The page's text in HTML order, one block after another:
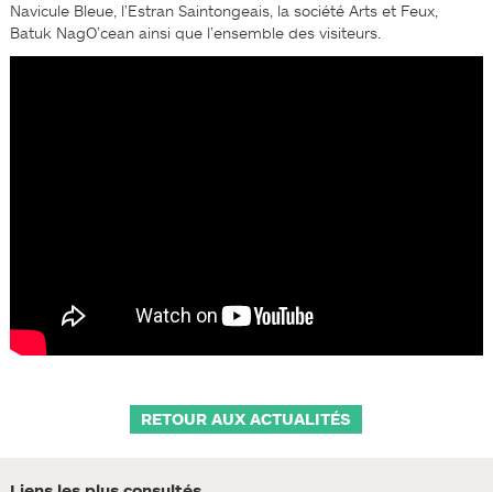
Navicule Bleue, l’Estran Saintongeais, la société Arts et Feux,
Batuk NagO’cean ainsi que l’ensemble des visiteurs.
RETOUR AUX ACTUALITÉS